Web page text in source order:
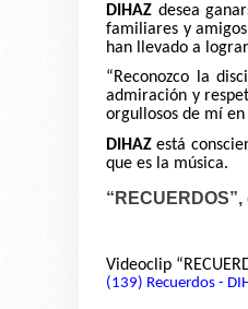
DIHAZ desea
familiares y
han llevado a
“Reconozco la
admiración y
orgullosos de mí
DIHAZ está
que es la música.
“RECUERDOS”,
Videoclip
(139) Recuerdos -